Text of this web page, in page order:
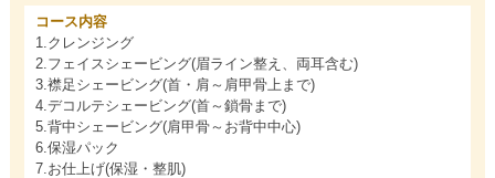
コース内容
1.クレンジング
2.フェイスシェービング(眉ライン整え、両耳含む)
3.襟足シェービング(首・肩～肩甲骨上まで)
4.デコルテシェービング(首～鎖骨まで)
5.背中シェービング(肩甲骨～お背中中心)
6.保湿パック
7.お仕上げ(保湿・整肌)